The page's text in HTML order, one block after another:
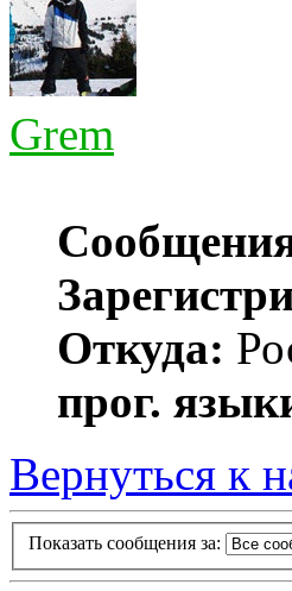
Grem
Откуда:
прог.
Вернуться к
Показать сообщения за: